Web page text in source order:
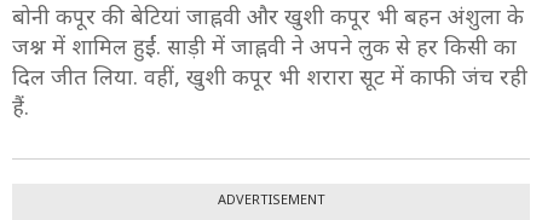
बोनी कपूर की बेटियां जाह्नवी और खुशी कपूर भी बहन अंशुला के
जश्न में शामिल हुईं. साड़ी में जाह्नवी ने अपने लुक से हर किसी का
दिल जीत लिया. वहीं, खुशी कपूर भी शरारा सूट में काफी जंच रही
हैं.
ADVERTISEMENT